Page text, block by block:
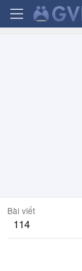
Bài viết
114